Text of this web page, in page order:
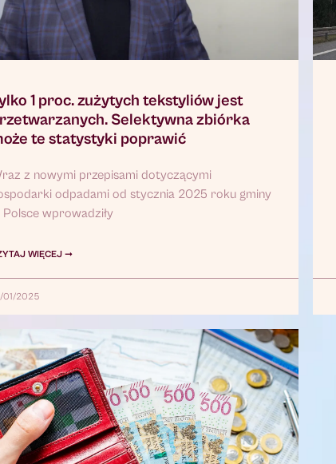
1 proc. zużytych tekstyliów jest
Selektywna zbiórka
te statystyki poprawić
z nowymi przepisami dotyczącymi
odpadami od stycznia 2025 roku gminy
Polsce wprowadziły
WIĘCEJ ➞
01/2025